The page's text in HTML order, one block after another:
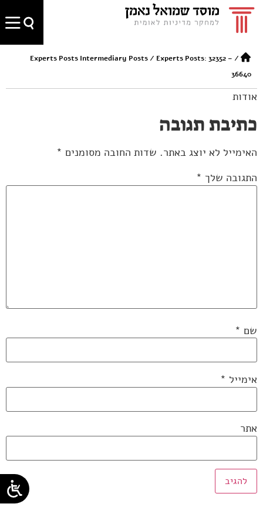
/
Experts Posts Intermediary Posts/ Experts Posts: 32352 –
36640
אודות
כתיבת תגובה
האימייל לא יוצג באתר. שדות החובה מסומנים *
התגובה שלך *
שם *
אימייל *
אתר